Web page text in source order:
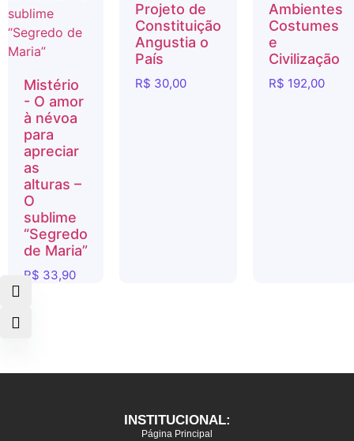
Mistério
- O amor
à névoa
para
apreciar
as
alturas –
O
sublime
“Segredo
de Maria”
R$ 33,90
Projeto de
Constituição
Angustia o
País
R$ 30,00
Ambientes
Costumes
e
Civilização
R$ 192,00
INSTITUCIONAL:
Página Principal